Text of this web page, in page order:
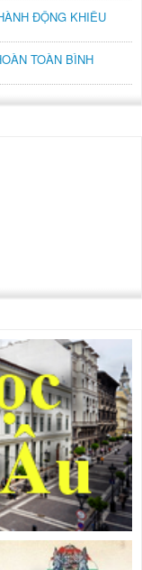
ĐỘNG KHIÊU
TOÀN BÌNH